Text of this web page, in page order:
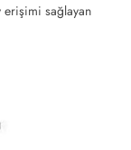
erişimi sağlayan